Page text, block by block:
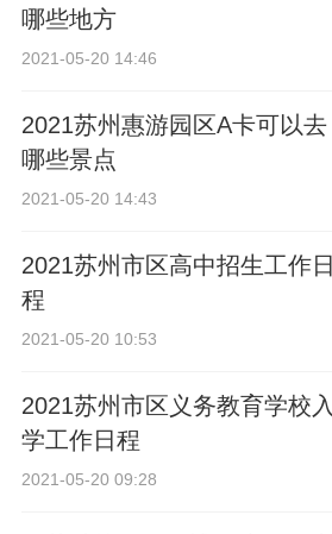
哪些地方
2021-05-20 14:46
2021苏州惠游园区A卡可以去
哪些景点
2021-05-20 14:43
2021苏州市区高中招生工作日
程
2021-05-20 10:53
2021苏州市区义务教育学校入
学工作日程
2021-05-20 09:28